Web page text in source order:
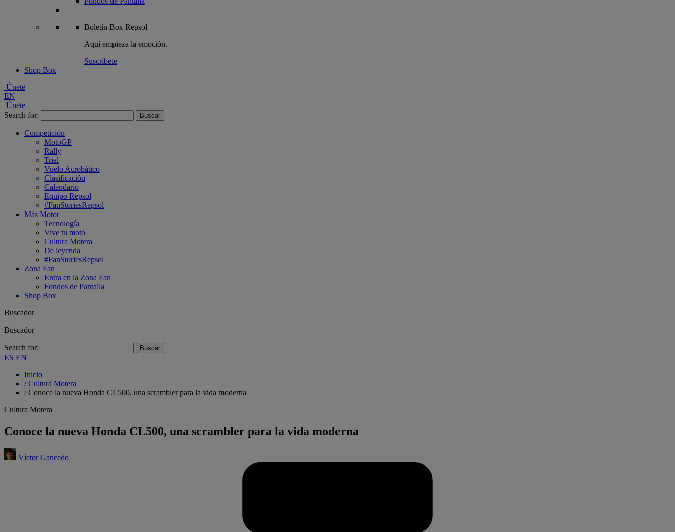
Boletín Box Repsol
Aquí empieza la emoción.
Suscríbete
Shop Box
Únete
EN
Únete
Search for:
Competición
MotoGP
Rally
Trial
Vuelo Acrobático
Clasificación
Calendario
Equipo Repsol
#FanStoriesRepsol
Más Motor
Tecnología
Vive tu moto
Cultura Motera
De leyenda
#FanStoriesRepsol
Zona Fan
Entra en la Zona Fan
Fondos de Pantalla
Shop Box
Buscador
Buscador
Search for:
ES EN
Inicio
/Cultura Motera
/Conoce la nueva Honda CL500, una scrambler para la vida moderna
Cultura Motera
Conoce la nueva Honda CL500, una scrambler para la vida moderna
Víctor Gancedo